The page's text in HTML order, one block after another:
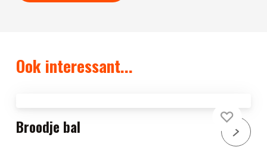
Ook interessant...
Broodje bal